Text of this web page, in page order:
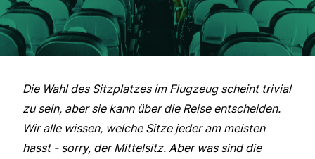
Die Wahl des Sitzplatzes im Flugzeug scheint trivial
zu sein, aber sie kann über die Reise entscheiden.
Wir alle wissen, welche Sitze jeder am meisten
hasst - sorry, der Mittelsitz. Aber was sind die